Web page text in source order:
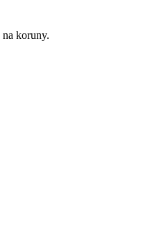
koruny.